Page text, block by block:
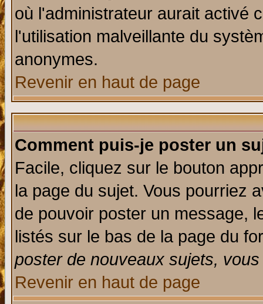
où l'administrateur aurait activé
l'utilisation malveillante du
anonymes.
Revenir en haut de page
Comment puis-je poster un
Facile, cliquez sur le bouton
la page du sujet. Vous pourriez
de pouvoir poster un message,
listés sur le bas de la page du
poster de nouveaux sujets,
Revenir en haut de page